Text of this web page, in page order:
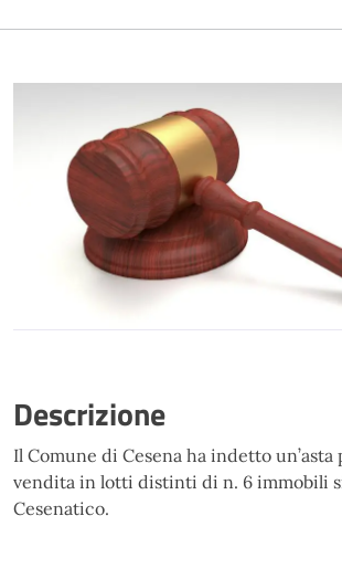
Descrizione
Il Comune di Cesena ha indetto
vendita in lotti distinti di n. 6 immobili
Cesenatico.